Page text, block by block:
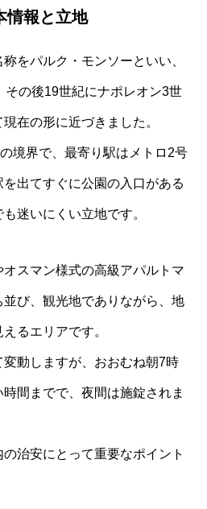
情報と立地
をパルク・モンソーといい、
その後19世紀にナポレオン3世
在の形に近づきました。
境界で、最寄り駅はメトロ2号
出てすぐに公園の入口がある
迷いにくい立地です。
スマン様式の高級アパルトマ
び、観光地でありながら、地
るエリアです。
動しますが、おおむね朝7時
間までで、夜間は施錠されま
治安にとって重要なポイント